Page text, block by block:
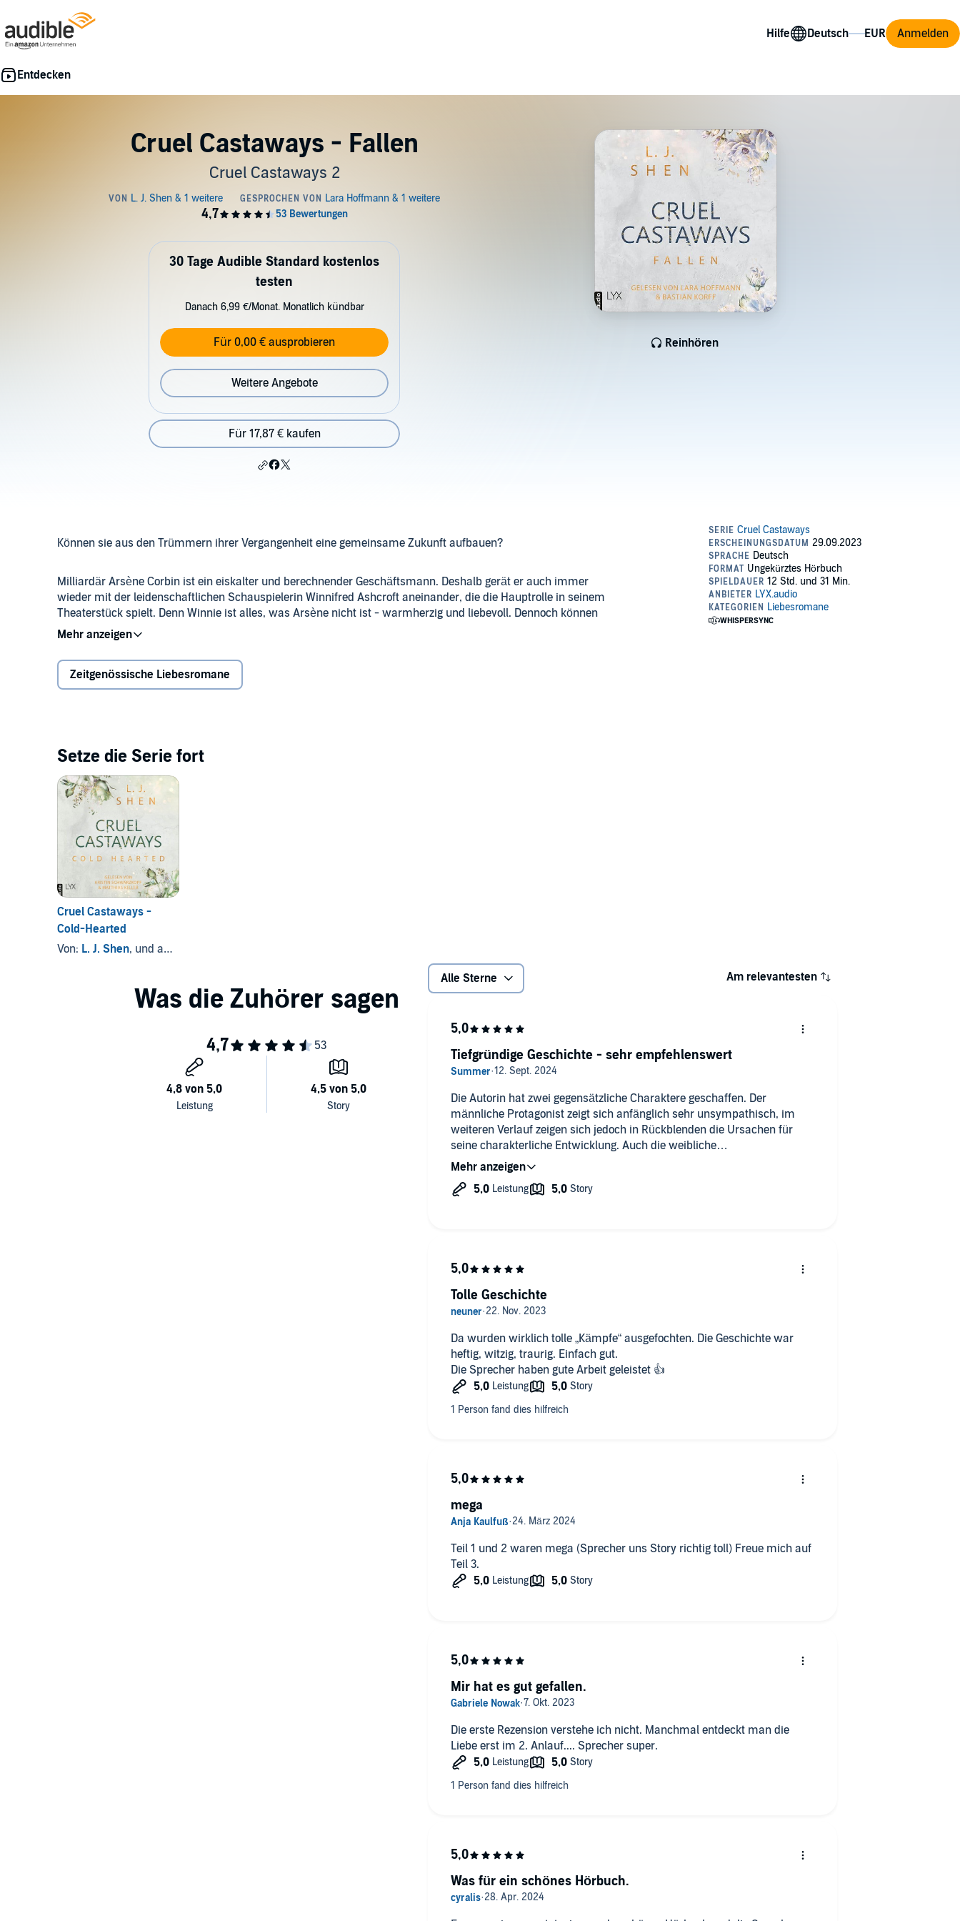
Hilfe Anmelden
Cruel Castaways - Fallen
Cruel Castaways 2
Reinhören
30 Tage Audible Standard kostenlos
testen
Danach 6,99 €/Monat. Monatlich kündbar
Für 0,00 € ausprobieren
Weitere Angebote
Für 17,87 € kaufen
Können sie aus den Trümmern ihrer Vergangenheit eine gemeinsame Zukunft aufbauen?
Milliardär Arsène Corbin ist ein eiskalter und berechnender Geschäftsmann. Deshalb gerät er auch immer
wieder mit der leidenschaftlichen Schauspielerin Winnifred Ashcroft aneinander, die die Hauptrolle in seinem
Theaterstück spielt. Denn Winnie ist alles, was Arsène nicht ist - warmherzig und liebevoll. Dennoch können
die beiden nicht leugnen, dass eine ganz besondere Verbindung zwischen ihnen besteht. Als schmerzhafte
Geheimnisse aus der Vergangenheit ans Licht kommen, die zeigen, wie eng sie wirklich durch das Schicksal
miteinander verbunden sind, müssen sie sich entscheiden: Ist trotz aller Unterschiede eine gemeinsame
Zukunft möglich?
Der zweite Teil der neuen Reihe von SPIEGEL-Bestseller-Autorin L. J. Shen.
Zeitgenössische Liebesromane
Setze die Serie fort
Cruel Castaways -
Cold-Hearted
Von: L. J. Shen, und andere
Alle Sterne Am relevantesten
Die Autorin hat zwei gegensätzliche Charaktere geschaffen. Der
männliche Protagonist zeigt sich anfänglich sehr unsympathisch, im
weiteren Verlauf zeigen sich jedoch in Rückblenden die Ursachen für
seine charakterliche Entwicklung. Auch die weibliche
Hauptprotagonistin als extremer Gegenpart macht eine Entwicklung
Fazit: manchmal muss man abwägen zwischen Beständigkeit und Mut
zum Risiko - zum Leben.
Dank der beiden Sprecher ein Hörerlebnis der Extraklasse!
Tiefgründige Geschichte - sehr empfehlenswert
Da wurden wirklich tolle „Kämpfe“ ausgefochten. Die Geschichte war
heftig, witzig, traurig. Einfach gut.
Die Sprecher haben gute Arbeit geleistet 👍
Tolle Geschichte
Teil 1 und 2 waren mega (Sprecher uns Story richtig toll) Freue mich auf
Teil 3.
mega
Die erste Rezension verstehe ich nicht. Manchmal entdeckt man die
Liebe erst im 2. Anlauf.... Sprecher super.
Mir hat es gut gefallen.
Was für ein schönes Hörbuch.